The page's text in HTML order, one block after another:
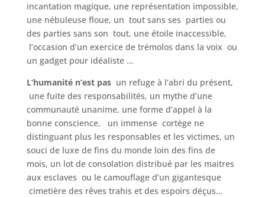
incantation magique, une représentation impossible,
une nébuleuse floue, un tout sans ses parties ou
des parties sans son tout, une étoile inaccessible,
l’occasion d’un exercice de trémolos dans la voix ou
un gadget pour idéaliste …
L’humanité n’est pas un refuge à l’abri du présent,
une fuite des responsabilités, un mythe d’une
communauté unanime, une forme d’appel à la
bonne conscience, un immense cortège ne
distinguant plus les responsables et les victimes, un
souci de luxe de fins du monde loin des fins de
mois, un lot de consolation distribué par les maitres
aux esclaves ou le camouflage d’un gigantesque
cimetière des rêves trahis et des espoirs déçus…